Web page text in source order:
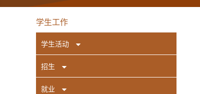
学生工作
学生活动
招生
就业